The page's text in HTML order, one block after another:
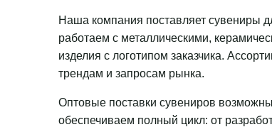
Наша компания поставляет сувениры
работаем с металлическими,
изделия с логотипом заказчика.
трендам и запросам рынка.
Оптовые поставки сувениров
обеспечиваем полный цикл: от